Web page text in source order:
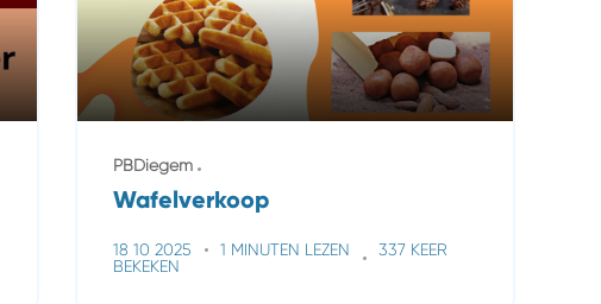
PBDiegem
Wafelverkoop
18 10 2025 1 MINUTEN LEZEN
337 KEER
BEKEKEN